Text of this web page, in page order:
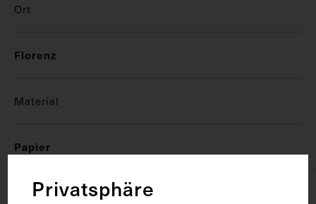
Ort
Florenz
Material
Papier
Technik
Privatsphäre